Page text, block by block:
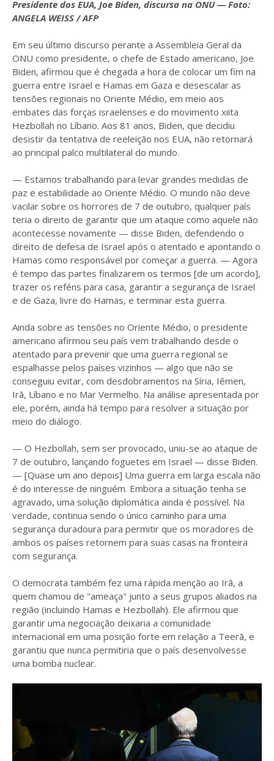
Presidente dos EUA, Joe Biden, discursa na ONU — Foto:
ANGELA WEISS / AFP
Em seu último discurso perante a Assembleia Geral da
ONU como presidente, o chefe de Estado americano, Joe
Biden, afirmou que é chegada a hora de colocar um fim na
guerra entre Israel e Hamas em Gaza e desescalar as
tensões regionais no Oriente Médio, em meio aos
embates das forças israelenses e do movimento xiita
Hezbollah no Líbano. Aos 81 anos, Biden, que decidiu
desistir da tentativa de reeleição nos EUA, não retornará
ao principal palco multilateral do mundo.
— Estamos trabalhando para levar grandes medidas de
paz e estabilidade ao Oriente Médio. O mundo não deve
vacilar sobre os horrores de 7 de outubro, qualquer país
teria o direito de garantir que um ataque como aquele não
acontecesse novamente — disse Biden, defendendo o
direito de defesa de Israel após o atentado e apontando o
Hamas como responsável por começar a guerra. — Agora
é tempo das partes finalizarem os termos [de um acordo],
trazer os reféns para casa, garantir a segurança de Israel
e de Gaza, livre do Hamas, e terminar esta guerra.
Ainda sobre as tensões no Oriente Médio, o presidente
americano afirmou seu país vem trabalhando desde o
atentado para prevenir que uma guerra regional se
espalhasse pelos países vizinhos — algo que não se
conseguiu evitar, com desdobramentos na Síria, Iêmen,
Irã, Líbano e no Mar Vermelho. Na análise apresentada por
ele, porém, ainda há tempo para resolver a situação por
meio do diálogo.
— O Hezbollah, sem ser provocado, uniu-se ao ataque de
7 de outubro, lançando foguetes em Israel — disse Biden.
— [Quase um ano depois] Uma guerra em larga escala não
é do interesse de ninguém. Embora a situação tenha se
agravado, uma solução diplomática ainda é possível. Na
verdade, continua sendo o único caminho para uma
segurança duradoura para permitir que os moradores de
ambos os países retornem para suas casas na fronteira
com segurança.
O democrata também fez uma rápida menção ao Irã, a
quem chamou de "ameaça" junto a seus grupos aliados na
região (incluindo Hamas e Hezbollah). Ele afirmou que
garantir uma negociação deixaria a comunidade
internacional em uma posição forte em relação a Teerã, e
garantiu que nunca permitiria que o país desenvolvesse
uma bomba nuclear.